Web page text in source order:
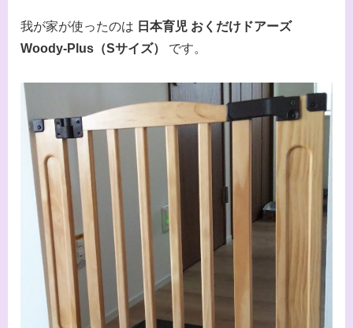
我が家が使ったのは 日本育児 おくだけドアーズ
Woody-Plus（Sサイズ）
です。